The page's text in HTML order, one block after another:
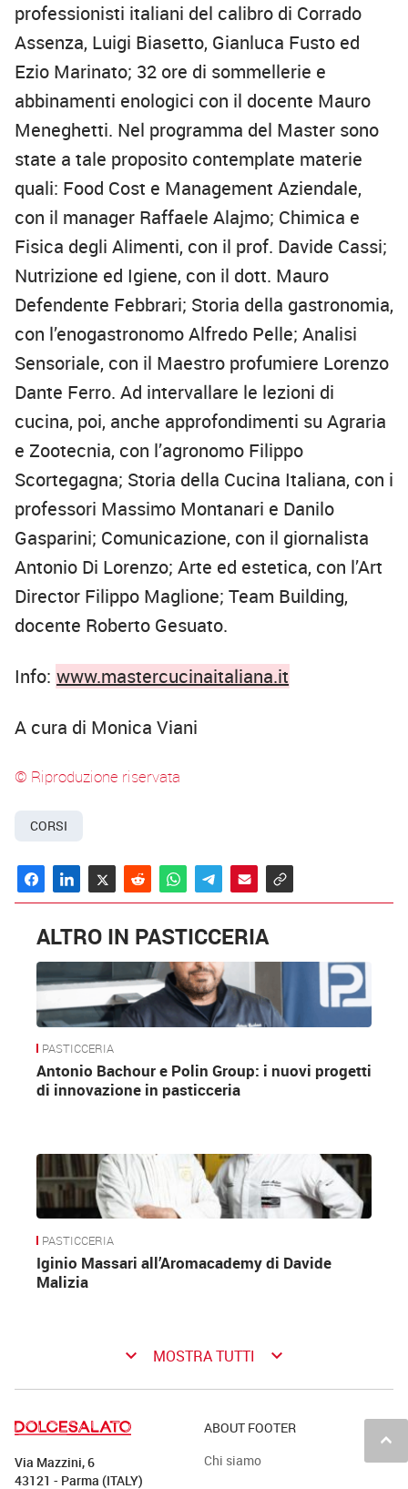
professionisti italiani del calibro di Corrado
Assenza, Luigi Biasetto, Gianluca Fusto ed
Ezio Marinato; 32 ore di sommellerie e
abbinamenti enologici con il docente Mauro
Meneghetti. Nel programma del Master sono
state a tale proposito contemplate materie
quali: Food Cost e Management Aziendale,
con il manager Raffaele Alajmo; Chimica e
Fisica degli Alimenti, con il prof. Davide Cassi;
Nutrizione ed Igiene, con il dott. Mauro
Defendente Febbrari; Storia della gastronomia,
con l’enogastronomo Alfredo Pelle; Analisi
Sensoriale, con il Maestro profumiere Lorenzo
Dante Ferro. Ad intervallare le lezioni di
cucina, poi, anche approfondimenti su Agraria
e Zootecnia, con l’agronomo Filippo
Scortegagna; Storia della Cucina Italiana, con i
professori Massimo Montanari e Danilo
Gasparini; Comunicazione, con il giornalista
Antonio Di Lorenzo; Arte ed estetica, con l’Art
Director Filippo Maglione; Team Building,
docente Roberto Gesuato.
Info: www.mastercucinaitaliana.it
A cura di Monica Viani
© Riproduzione riservata
CORSI
ALTRO IN PASTICCERIA
PASTICCERIA
Antonio Bachour e Polin Group: i nuovi progetti
di innovazione in pasticceria
PASTICCERIA
Iginio Massari all’Aromacademy di Davide
Malizia
keyboard_arrow_down MOSTRA TUTTI keyboard_arrow_down
keyboard_arrow_up
Via Mazzini, 6
43121 - Parma (ITALY)
ABOUT FOOTER
Chi siamo